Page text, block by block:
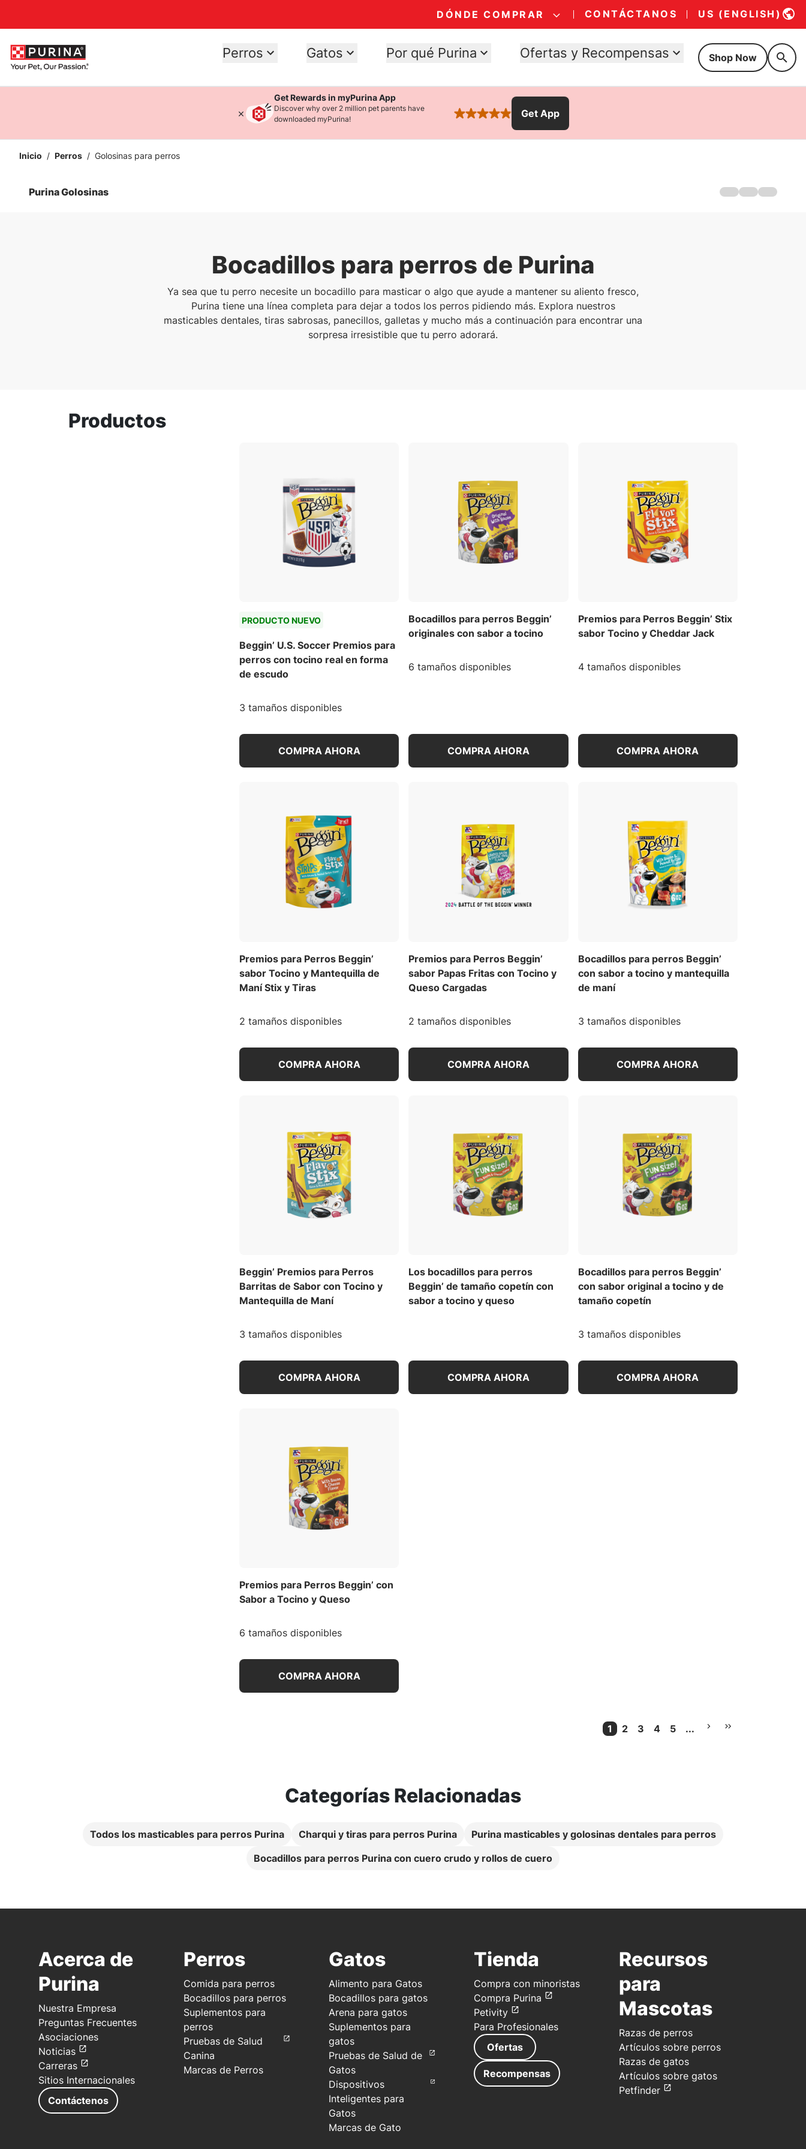
DÓNDE COMPRAR CONTÁCTANOS US (ENGLISH)
Perros Gatos Por qué Purina Ofertas y Recompensas Shop Now
Get Rewards in myPurina App
Discover why over 2 million pet parents have
downloaded myPurina!
rated 4.9 stars
Get App
Inicio / Perros / Golosinas para perros
Purina Golosinas
Hogar
Bocadillos para perros de Purina
Ya sea que tu perro necesite un bocadillo para masticar o algo que ayude a mantener su aliento fresco,
Purina tiene una línea completa para dejar a todos los perros pidiendo más. Explora nuestros
masticables dentales, tiras sabrosas, panecillos, galletas y mucho más a continuación para encontrar una
sorpresa irresistible que tu perro adorará.
Productos
PRODUCTO NUEVO
Beggin’ U.S. Soccer Premios para
perros con tocino real en forma
de escudo
3 tamaños disponibles
COMPRA AHORA
Bocadillos para perros Beggin’
originales con sabor a tocino
6 tamaños disponibles
COMPRA AHORA
Premios para Perros Beggin’ Stix
sabor Tocino y Cheddar Jack
4 tamaños disponibles
COMPRA AHORA
Premios para Perros Beggin’
sabor Tocino y Mantequilla de
Maní Stix y Tiras
2 tamaños disponibles
COMPRA AHORA
Premios para Perros Beggin’
sabor Papas Fritas con Tocino y
Queso Cargadas
2 tamaños disponibles
COMPRA AHORA
Bocadillos para perros Beggin’
con sabor a tocino y mantequilla
de maní
3 tamaños disponibles
COMPRA AHORA
Beggin’ Premios para Perros
Barritas de Sabor con Tocino y
Mantequilla de Maní
3 tamaños disponibles
COMPRA AHORA
Los bocadillos para perros
Beggin’ de tamaño copetín con
sabor a tocino y queso
COMPRA AHORA
Bocadillos para perros Beggin’
con sabor original a tocino y de
tamaño copetín
3 tamaños disponibles
COMPRA AHORA
Premios para Perros Beggin’ con
Sabor a Tocino y Queso
6 tamaños disponibles
COMPRA AHORA
1
Current Page
2 3 4 5 ...
Más Páginas
Categorías Relacionadas
Todos los masticables para perros Purina Charqui y tiras para perros Purina
Purina masticables y golosinas dentales para perros
Bocadillos para perros Purina con cuero crudo y rollos de cuero
Acerca de
Purina
Nuestra Empresa
Preguntas Frecuentes
Asociaciones
Noticias
Carreras
Sitios Internacionales
Contáctenos
Perros
Comida para perros
Bocadillos para perros
Suplementos para
perros
Pruebas de Salud
Canina
Marcas de Perros
Gatos
Alimento para Gatos
Bocadillos para gatos
Arena para gatos
Suplementos para
gatos
Pruebas de Salud de
Gatos
Dispositivos
Inteligentes para
Gatos
Marcas de Gato
Tienda
Compra con minoristas
Compra Purina
Petivity
Para Profesionales
Ofertas
Recompensas
Recursos
para
Mascotas
Razas de perros
Artículos sobre perros
Razas de gatos
Artículos sobre gatos
Petfinder